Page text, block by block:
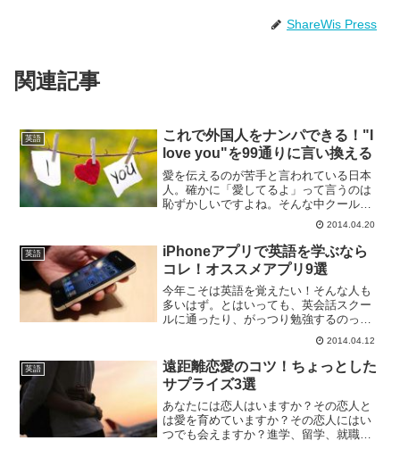
ShareWis Press
関連記事
英語
これで外国人をナンパできる！"I
love you"を99通りに言い換える
愛を伝えるのが苦手と言われている日本
人。確かに「愛してるよ」って言うのは
恥ずかしいですよね。そんな中クールな
外国人がさらっと"I love you."なんて言っ
ているのをきくと、何だか羨ましくなり
ます。今回は、下記の記事で紹介されて
いる99...
2014.04.20
英語
iPhoneアプリで英語を学ぶなら
コレ！オススメアプリ9選
今年こそは英語を覚えたい！そんな人も
多いはず。とはいっても、英会話スクー
ルに通ったり、がっつり勉強するのって
なかなか大変ですよね？そんなあなたの
ために、今日は普段使っているiPhoneで
サクッと学べるオススメの英語学習アプ
リを9個ご紹介しま...
2014.04.12
英語
遠距離恋愛のコツ！ちょっとした
サプライズ3選
あなたには恋人はいますか？その恋人と
は愛を育めていますか？その恋人にはい
つでも会えますか？進学、留学、就職、